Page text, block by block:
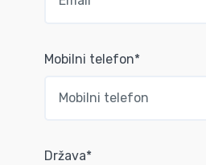
Mobilni telefon*
Država*